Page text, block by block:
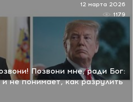
Позвони мне, ради Бог:
и не понимает, как разрулить
12 марта 2026
1179